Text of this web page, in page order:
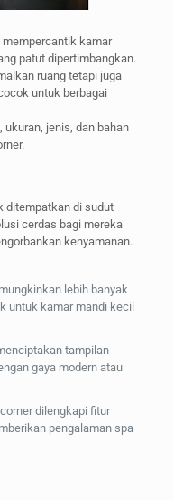
kamar
patut dipertimbangkan.
ruang tetapi juga
untuk berbagai
jenis, dan bahan
ditempatkan di sudut
cerdas bagi mereka
kenyamanan.
lebih banyak
untuk kamar mandi kecil
tampilan
gaya modern atau
dilengkapi fitur
pengalaman spa